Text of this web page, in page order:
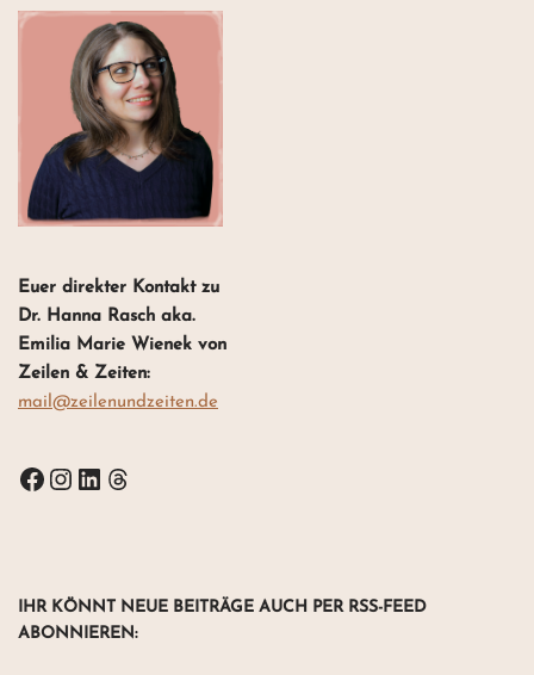
Euer direkter Kontakt zu
Dr. Hanna Rasch aka.
Emilia Marie Wienek von
Zeilen & Zeiten:
mail@zeilenundzeiten.de
IHR KÖNNT NEUE BEITRÄGE AUCH PER RSS-FEED
ABONNIEREN: